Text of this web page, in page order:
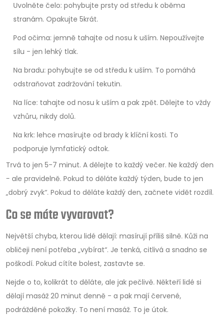
Uvolněte čelo: pohybujte prsty od středu k oběma
stranám. Opakujte 5krát.
Pod očima: jemně tahajte od nosu k uším. Nepoužívejte
sílu - jen lehký tlak.
Na bradu: pohybujte se od středu k uším. To pomáhá
odstraňovat zadržování tekutin.
Na líce: tahajte od nosu k uším a pak zpět. Dělejte to vždy
vzhůru, nikdy dolů.
Na krk: lehce masírujte od brady k klíční kosti. To
podporuje lymfatický odtok.
Trvá to jen 5-7 minut. A dělejte to každý večer. Ne každý den
- ale pravidelně. Pokud to děláte každý týden, bude to jen
„dobrý zvyk“. Pokud to děláte každý den, začnete vidět rozdíl.
Co se máte vyvarovat?
Největší chyba, kterou lidé dělají: masírují příliš silně. Kůži na
obličeji není potřeba „vybírat“. Je tenká, citlivá a snadno se
poškodí. Pokud cítíte bolest, zastavte se.
Nejde o to, kolikrát to děláte, ale jak pečlivě. Někteří lidé si
dělají masáž 20 minut denně - a pak mají červené,
podrážděné pokožky. To není masáž. To je útok.